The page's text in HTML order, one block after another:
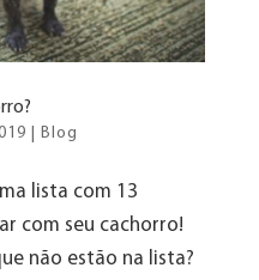
Blog
lista com 13
com seu cachorro!
não estão na lista?